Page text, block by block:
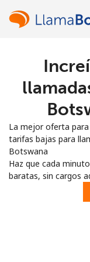
La mejor oferta
tarifas bajas para
Botswana
Haz que cada
baratas, sin cargos